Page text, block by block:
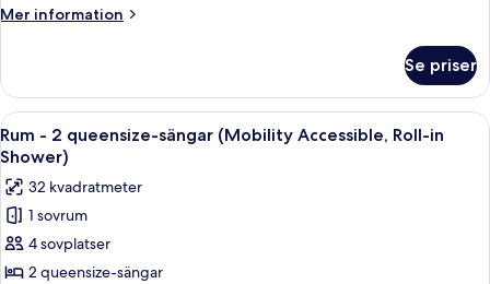
säng
Mer information
Mer
-
kingsize-
säng
(Hearing
Accessible)
Se priser
Öppna
alla
foton
för
Rum
-
2
Ett hotellrum med två sängar, ett
5
Rum - 2 queensize-sängar (Mobility Accessible, Roll-in
Shower)
32 kvadratmeter
1 sovrum
4 sovplatser
2 queensize-sängar